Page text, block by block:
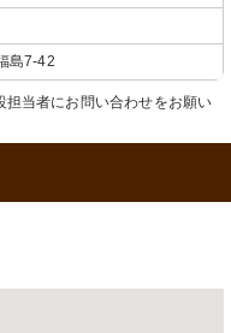
島7-42
当者にお問い合わせをお願い